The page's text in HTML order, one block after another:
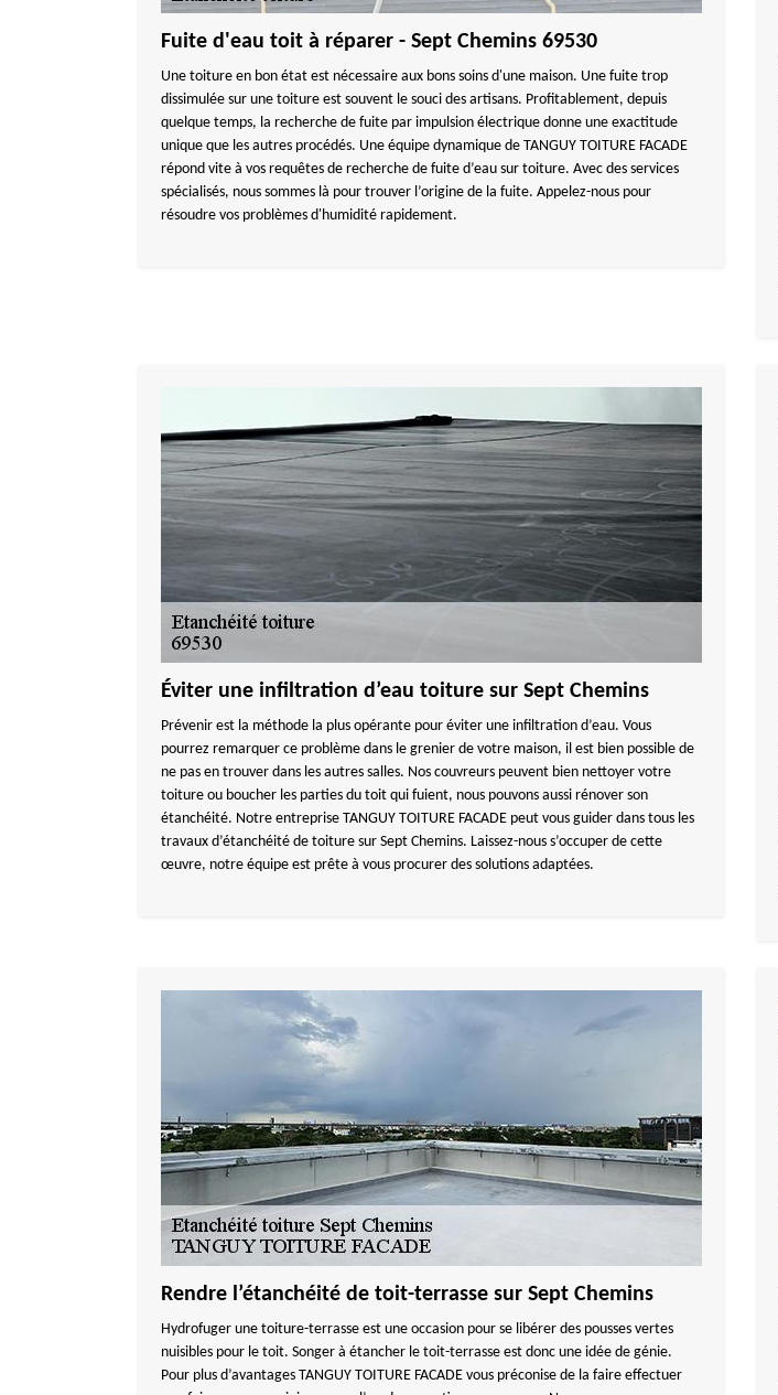
Fuite d'eau toit à réparer - Sept Chemins 69530
Une toiture en bon état est nécessaire aux bons soins d'une maison. Une fuite trop
dissimulée sur une toiture est souvent le souci des artisans. Profitablement, depuis
quelque temps, la recherche de fuite par impulsion électrique donne une exactitude
unique que les autres procédés. Une équipe dynamique de TANGUY TOITURE FACADE
répond vite à vos requêtes de recherche de fuite d’eau sur toiture. Avec des services
spécialisés, nous sommes là pour trouver l’origine de la fuite. Appelez-nous pour
résoudre vos problèmes d'humidité rapidement.
Éviter une infiltration d’eau toiture sur Sept Chemins
Prévenir est la méthode la plus opérante pour éviter une infiltration d’eau. Vous
pourrez remarquer ce problème dans le grenier de votre maison, il est bien possible de
ne pas en trouver dans les autres salles. Nos couvreurs peuvent bien nettoyer votre
toiture ou boucher les parties du toit qui fuient, nous pouvons aussi rénover son
étanchéité. Notre entreprise TANGUY TOITURE FACADE peut vous guider dans tous les
travaux d’étanchéité de toiture sur Sept Chemins. Laissez-nous s’occuper de cette
œuvre, notre équipe est prête à vous procurer des solutions adaptées.
Rendre l’étanchéité de toit-terrasse sur Sept Chemins
Hydrofuger une toiture-terrasse est une occasion pour se libérer des pousses vertes
nuisibles pour le toit. Songer à étancher le toit-terrasse est donc une idée de génie.
Pour plus d’avantages TANGUY TOITURE FACADE vous préconise de la faire effectuer